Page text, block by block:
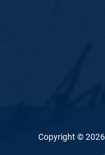
Copyright ©2026